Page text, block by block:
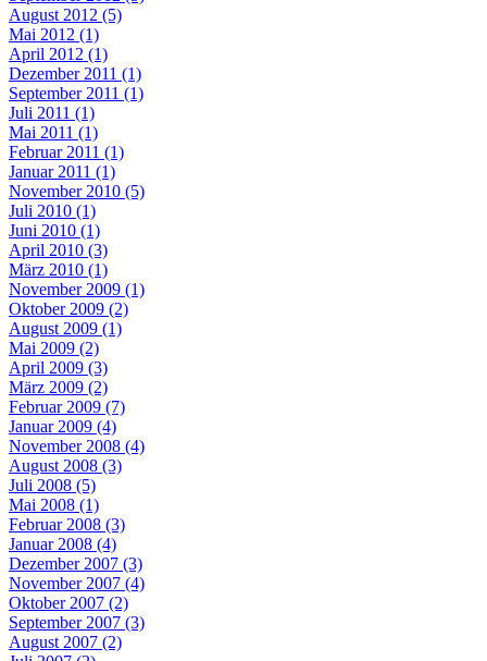
August 2012 (5)
Mai 2012 (1)
April 2012 (1)
Dezember 2011 (1)
September 2011 (1)
Juli 2011 (1)
Mai 2011 (1)
Februar 2011 (1)
Januar 2011 (1)
November 2010 (5)
Juli 2010 (1)
Juni 2010 (1)
April 2010 (3)
März 2010 (1)
November 2009 (1)
Oktober 2009 (2)
August 2009 (1)
Mai 2009 (2)
April 2009 (3)
März 2009 (2)
Februar 2009 (7)
Januar 2009 (4)
November 2008 (4)
August 2008 (3)
Juli 2008 (5)
Mai 2008 (1)
Februar 2008 (3)
Januar 2008 (4)
Dezember 2007 (3)
November 2007 (4)
Oktober 2007 (2)
September 2007 (3)
August 2007 (2)